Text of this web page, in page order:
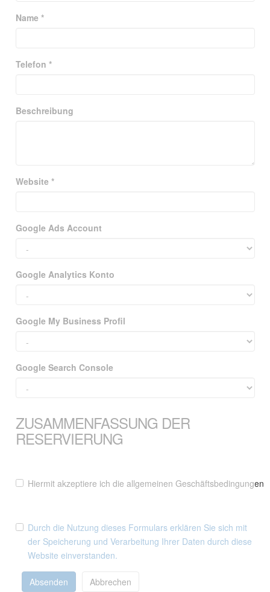
Name *
Telefon *
Beschreibung
Website *
Google Ads Account
Google Analytics Konto
Google My Business Profil
Google Search Console
ZUSAMMENFASSUNG DER
RESERVIERUNG
Hiermit akzeptiere ich die allgemeinen Geschäftsbedingungen
Durch die Nutzung dieses Formulars erklären Sie sich mit
der Speicherung und Verarbeitung Ihrer Daten durch diese
Website einverstanden.
Absenden Abbrechen